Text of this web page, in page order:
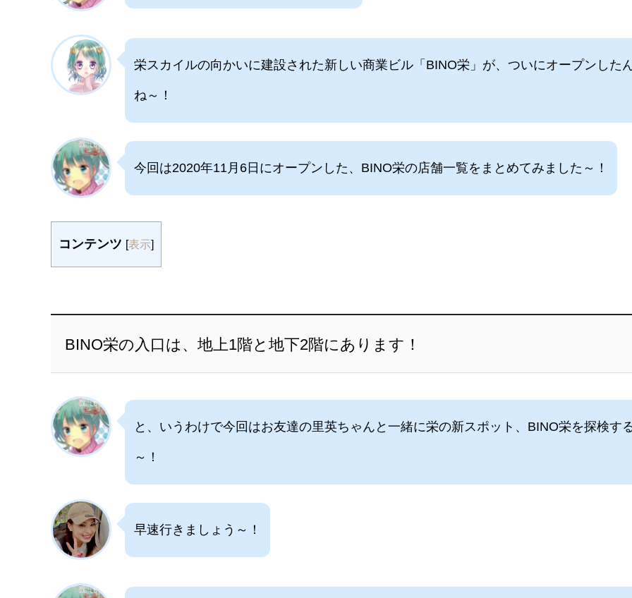
栄スカイルの向かいに建設された新しい商業ビル「BINO栄」が、ついにオープンした
ね～！
今回は2020年11月6日にオープンした、BINO栄の店舗一覧をまとめてみました～！
コンテンツ [表示]
BINO栄の入口は、地上1階と地下2階にあります！
と、いうわけで今回はお友達の里英ちゃんと一緒に栄の新スポット、BINO栄を探検す
～！
早速行きましょう～！